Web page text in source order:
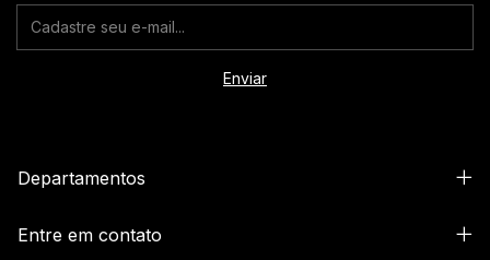
Departamentos
Entre em contato